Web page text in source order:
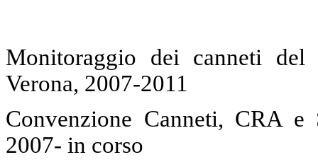
Monitoraggio dei canneti
Verona, 2007-2011
Convenzione Canneti, CRA e
2007- in corso